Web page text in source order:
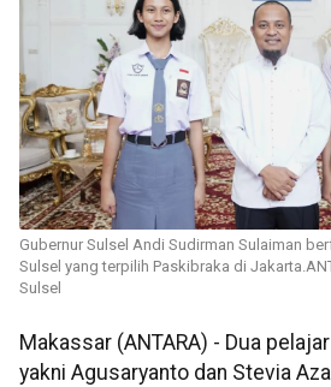
Gubernur Sulsel Andi Sudirman Sulaiman
Sulsel yang terpilih Paskibraka di
Sulsel
Makassar (ANTARA) - Dua
yakni Agusaryanto dan Stevia